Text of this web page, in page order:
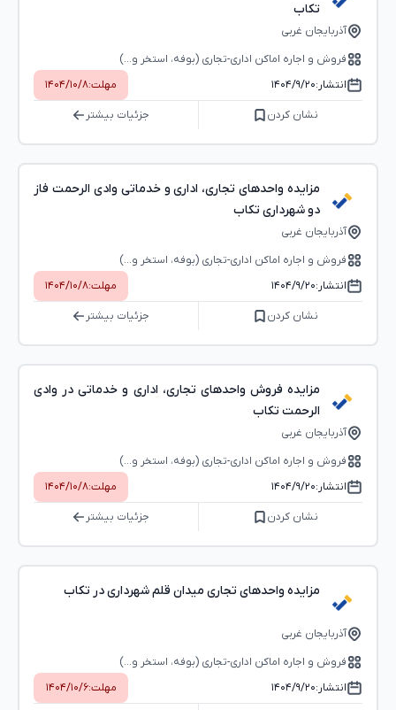
تکاب
آذربایجان غربی
فروش و اجاره اماکن اداری-تجاری (بوفه، استخر و...)
انتشار:۱۴۰۴/۹/۲۰ مهلت:۱۴۰۴/۱۰/۸
نشان کردن جزئیات بیشتر
مزایده واحدهای تجاری، اداری و خدماتی وادی الرحمت فاز
دو شهرداری تکاب
آذربایجان غربی
فروش و اجاره اماکن اداری-تجاری (بوفه، استخر و...)
انتشار:۱۴۰۴/۹/۲۰ مهلت:۱۴۰۴/۱۰/۸
نشان کردن جزئیات بیشتر
مزایده فروش واحدهای تجاری، اداری و خدماتی در وادی
الرحمت تکاب
آذربایجان غربی
فروش و اجاره اماکن اداری-تجاری (بوفه، استخر و...)
انتشار:۱۴۰۴/۹/۲۰ مهلت:۱۴۰۴/۱۰/۸
نشان کردن جزئیات بیشتر
مزایده واحدهای تجاری میدان قلم شهرداری در تکاب
آذربایجان غربی
فروش و اجاره اماکن اداری-تجاری (بوفه، استخر و...)
انتشار:۱۴۰۴/۹/۲۰ مهلت:۱۴۰۴/۱۰/۶